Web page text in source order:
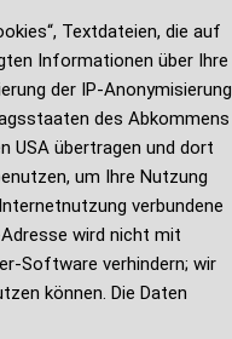
Textdateien, die auf
Informationen über Ihre
der IP-Anonymisierung
des Abkommens
USA übertragen und dort
um Ihre Nutzung
verbundene
wird nicht mit
Software verhindern; wir
können. Die Daten